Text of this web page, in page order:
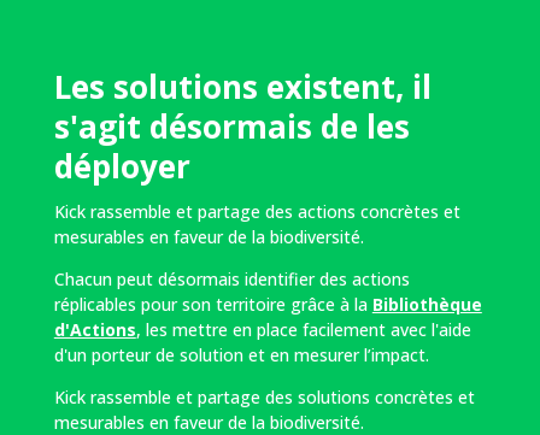
Les solutions existent, il
s'agit désormais de les
déployer
Kick rassemble et partage des actions concrètes et
mesurables en faveur de la biodiversité.
Chacun peut désormais identifier des actions
réplicables pour son territoire grâce à la Bibliothèque
d'Actions, les mettre en place facilement avec l'aide
d'un porteur de solution et en mesurer l’impact.
Kick rassemble et partage des solutions concrètes et
mesurables en faveur de la biodiversité.